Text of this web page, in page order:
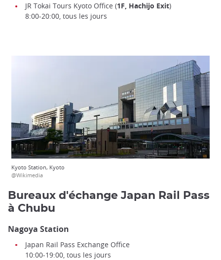
JR Tokai Tours Kyoto Office (1F, Hachijo Exit)
8:00-20:00, tous les jours
Kyoto Station, Kyoto
@Wikimedia
Bureaux d'échange Japan Rail Pass
à Chubu
Nagoya Station
Japan Rail Pass Exchange Office
10:00-19:00, tous les jours